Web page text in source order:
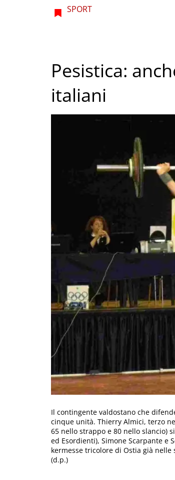
SPORT
Pesistica:
italiani
Il contingente valdostano che
cinque unità. Thierry Almici, terzo
65 nello strappo e 80 nello slancio)
ed Esordienti), Simone Scarpante e
kermesse tricolore di Ostia già nelle
(d.p.)